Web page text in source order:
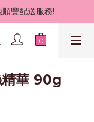
順豐配送服務!
華 90g